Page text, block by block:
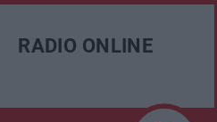
RADIO ONLINE